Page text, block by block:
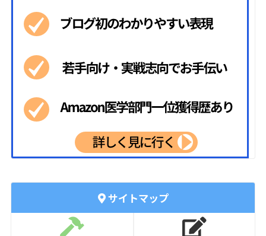
サイトマップ